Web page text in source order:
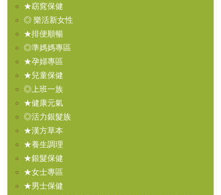
★窈窕保健
◎ 樂活新女性
★排便順暢
◎準媽媽專區
★孕婦專區
★兒童保健
◎上班一族
★健康元氣
◎活力銀髮族
★漢方草本
★養生調理
★銀髮保健
★女士專區
★男士保健